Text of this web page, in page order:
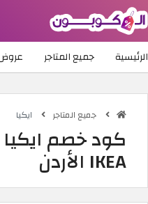
الرئيسية جميع المتاجر
جميع المتاجر ايكيا
IKEA الأردن